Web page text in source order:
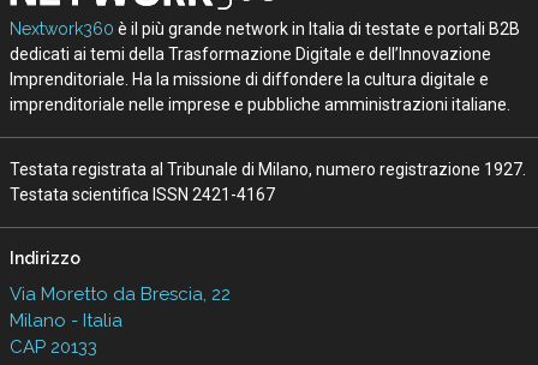
Nextwork360 è il più grande network in Italia di testate e portali B2B
dedicati ai temi della Trasformazione Digitale e dell’Innovazione
Imprenditoriale. Ha la missione di diffondere la cultura digitale e
imprenditoriale nelle imprese e pubbliche amministrazioni italiane.
Testata registrata al Tribunale di Milano, numero registrazione 1927.
Testata scientifica ISSN 2421-4167
Indirizzo
Via Moretto da Brescia, 22
Milano - Italia
CAP 20133